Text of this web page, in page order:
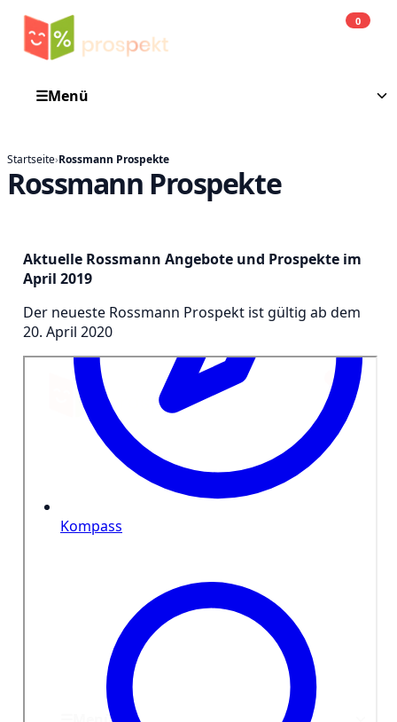
0
☰Menü
Startseite›Rossmann Prospekte
Rossmann Prospekte
Aktuelle Rossmann Angebote und Prospekte im
April 2019
Der neueste Rossmann Prospekt ist gültig ab dem
20. April 2020